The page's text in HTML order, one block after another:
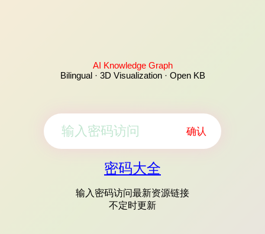
AI Knowledge Graph
Bilingual · 3D Visualization · Open KB
确认
密码大全
输入密码访问最新资源链接
不定时更新